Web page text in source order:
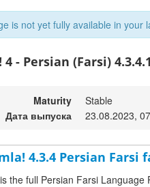
is not yet fully available in your
4 - Persian (Farsi) 4.3.4.1
Maturity
Stable
Дата выпуска
23.08.2023,
4.3.4 Persian Farsi
the full Persian Farsi Language